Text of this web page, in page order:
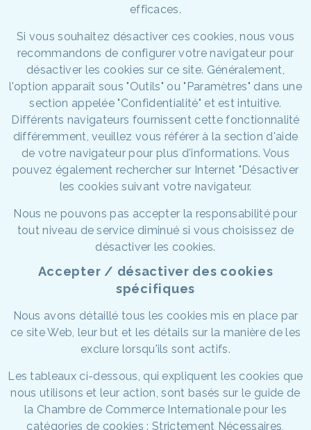
efficaces.
Si vous souhaitez désactiver ces cookies, nous vous
recommandons de configurer votre navigateur pour
désactiver les cookies sur ce site. Généralement,
l'option apparaît sous "Outils" ou "Paramètres" dans une
section appelée "Confidentialité" et est intuitive.
Différents navigateurs fournissent cette fonctionnalité
différemment, veuillez vous référer à la section d'aide
de votre navigateur pour plus d'informations. Vous
pouvez également rechercher sur Internet "Désactiver
les cookies suivant votre navigateur.
Nous ne pouvons pas accepter la responsabilité pour
tout niveau de service diminué si vous choisissez de
désactiver les cookies.
Accepter / désactiver des cookies
spécifiques
Nous avons détaillé tous les cookies mis en place par
ce site Web, leur but et les détails sur la manière de les
exclure lorsqu'ils sont actifs.
Les tableaux ci-dessous, qui expliquent les cookies que
nous utilisons et leur action, sont basés sur le guide de
la Chambre de Commerce Internationale pour les
catégories de cookies : Strictement Nécessaires,